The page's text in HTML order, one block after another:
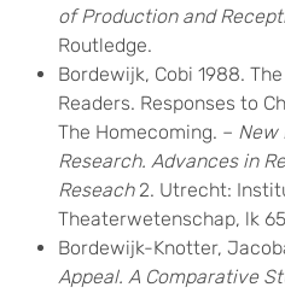
of Production and
Routledge.
Bordewijk, Cobi 1988.
Readers. Responses to
The Homecoming. – New
Research. Advances in
Reseach2. Utrecht:
Theaterwetenschap, lk
Bordewijk-Knotter,
Appeal. A Comparative